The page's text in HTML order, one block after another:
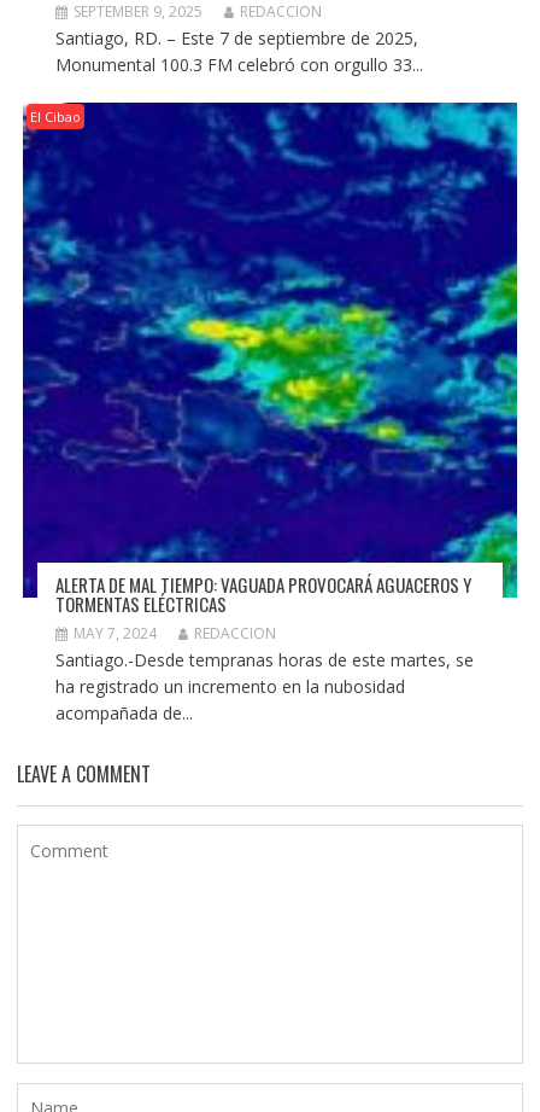
SEPTEMBER 9, 2025 REDACCION
Santiago, RD. – Este 7 de septiembre de 2025,
Monumental 100.3 FM celebró con orgullo 33...
El Cibao
ALERTA DE MAL TIEMPO: VAGUADA PROVOCARÁ AGUACEROS Y
TORMENTAS ELÉCTRICAS
MAY 7, 2024 REDACCION
Santiago.-Desde tempranas horas de este martes, se
ha registrado un incremento en la nubosidad
acompañada de...
LEAVE A COMMENT